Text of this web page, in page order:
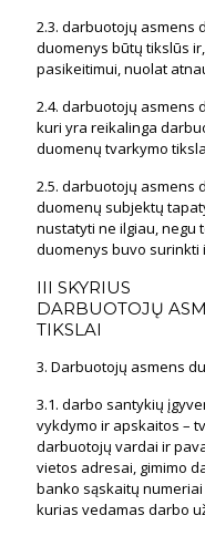
2.3. darbuotojų asmens
duomenys būtų tikslūs
pasikeitimui, nuolat
2.4. darbuotojų asmens
kuri yra reikalinga
duomenų tvarkymo
2.5. darbuotojų asmens
duomenų subjektų
nustatyti ne ilgiau, negu
duomenys buvo surinkti
III SKYRIUS
DARBUOTOJŲ
TIKSLAI
3. Darbuotojų asmens
3.1. darbo santykių
vykdymo ir apskaitos –
darbuotojų vardai ir
vietos adresai, gimimo
banko sąskaitų
kurias vedamas darbo